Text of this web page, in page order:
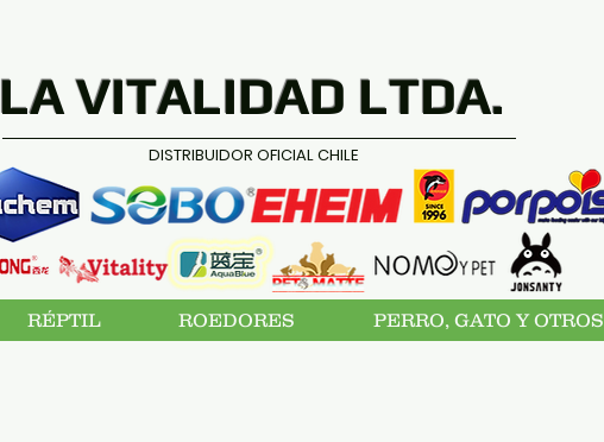
LA VITALIDAD LTDA.
DISTRIBUIDOR OFICIAL CHILE
RÉPTIL ROEDORES PERRO, GATO Y OTROS